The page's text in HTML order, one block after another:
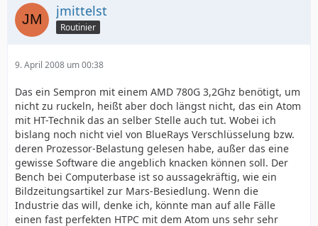
jmittelst
Routinier
9. April 2008 um 00:38
Das ein Sempron mit einem AMD 780G 3,2Ghz benötigt, um
nicht zu ruckeln, heißt aber doch längst nicht, das ein Atom
mit HT-Technik das an selber Stelle auch tut. Wobei ich
bislang noch nicht viel von BlueRays Verschlüsselung bzw.
deren Prozessor-Belastung gelesen habe, außer das eine
gewisse Software die angeblich knacken können soll. Der
Bench bei Computerbase ist so aussagekräftig, wie ein
Bildzeitungsartikel zur Mars-Besiedlung. Wenn die
Industrie das will, denke ich, könnte man auf alle Fälle
einen fast perfekten HTPC mit dem Atom uns sehr sehr